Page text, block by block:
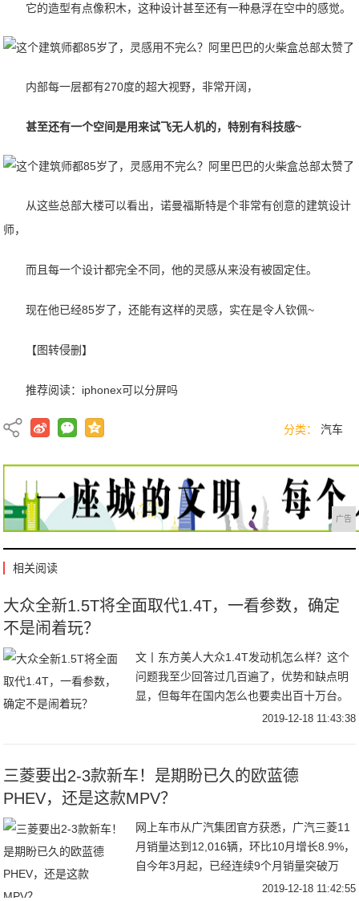
它的造型有点像积木，这种设计甚至还有一种悬浮在空中的感觉。
内部每一层都有270度的超大视野，非常开阔，
甚至还有一个空间是用来试飞无人机的，特别有科技感~
从这些总部大楼可以看出，诺曼福斯特是个非常有创意的建筑设计
师，
而且每一个设计都完全不同，他的灵感从来没有被固定住。
现在他已经85岁了，还能有这样的灵感，实在是令人钦佩~
【图转侵删】
推荐阅读： iphonex可以分屏吗
分类： 汽车
广告
相关阅读
大众全新1.5T将全面取代1.4T，一看参数，确定
不是闹着玩？
文丨东方美人大众1.4T发动机怎么样？这个
问题我至少回答过几百遍了，优势和缺点明
显，但每年在国内怎么也要卖出百十万台。
EA211系列中的1.4T发动机，它的缺点也正
2019-12-18 11:43:38
三菱要出2-3款新车！是期盼已久的欧蓝德
PHEV，还是这款MPV？
网上车市从广汽集团官方获悉，广汽三菱11
月销量达到12,016辆，环比10月增长8.9%，
自今年3月起，已经连续9个月销量突破万
辆。广汽三菱稳定的销量表现主要源于车型
2019-12-18 11:42:55